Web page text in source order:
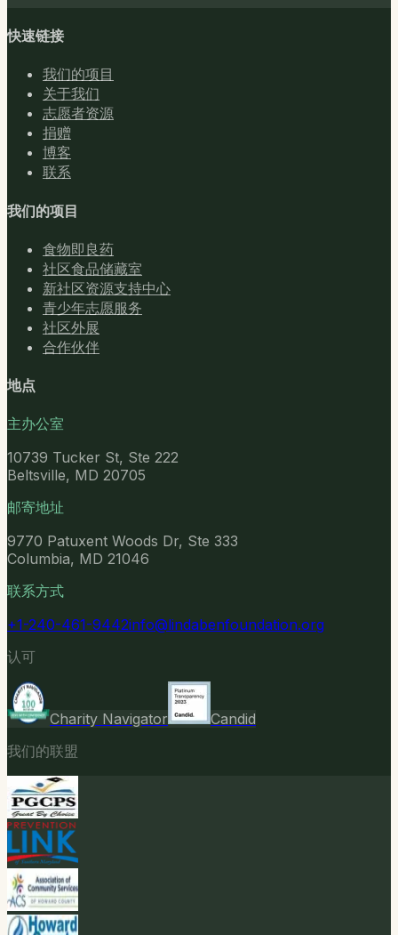
快速链接
我们的项目
关于我们
志愿者资源
捐赠
博客
联系
我们的项目
食物即良药
社区食品储藏室
新社区资源支持中心
青少年志愿服务
社区外展
合作伙伴
地点
主办公室
10739 Tucker St, Ste 222
Beltsville, MD 20705
邮寄地址
9770 Patuxent Woods Dr, Ste 333
Columbia, MD 21046
联系方式
+1-240-461-9442info@lindabenfoundation.org
认可
Charity Navigator
Candid
我们的联盟